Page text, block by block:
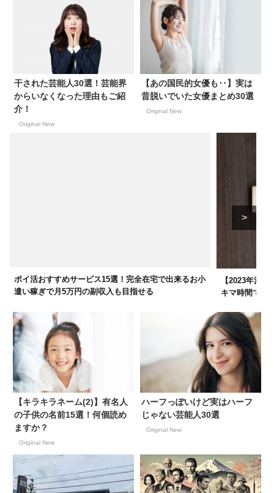
干された芸能人30選！芸能界
からいなくなった理由もご紹
介！
Original New
【あの国民的女優も‥】実は
昔脱いでいた女優まとめ30選
Original New
ポイ活おすすめサービス15選！完全在宅で出来るお小
遣い稼ぎで月5万円の副収入も目指せる
【2023年決
キマ時間でガ
【キラキラネーム(2)】有名人
の子供の名前15選！何個読め
ますか？
Original New
ハーフっぽいけど実はハーフ
じゃない芸能人30選
Original New